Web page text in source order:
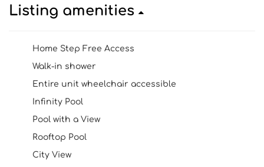
Listing amenities
Home Step Free Access
Walk-in shower
Entire unit wheelchair accessible
Infinity Pool
Pool with a View
Rooftop Pool
City View